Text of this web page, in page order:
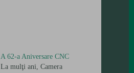
A 62-a Aniversare CNC
La mulţi ani, Camera